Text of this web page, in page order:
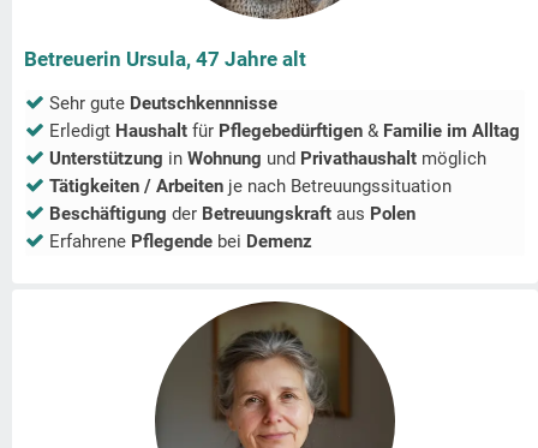
Betreuerin Ursula, 47 Jahre alt
Sehr gute Deutschkennnisse
Erledigt Haushalt für Pflegebedürftigen & Familie im Alltag
Unterstützung in Wohnung und Privathaushalt möglich
Tätigkeiten / Arbeiten je nach Betreuungssituation
Beschäftigung der Betreuungskraft aus Polen
Erfahrene Pflegende bei Demenz